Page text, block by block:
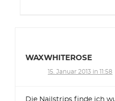
WAXWHITEROSE
15. Januar 2013 in 11:58
Die Nailstrips finde ich